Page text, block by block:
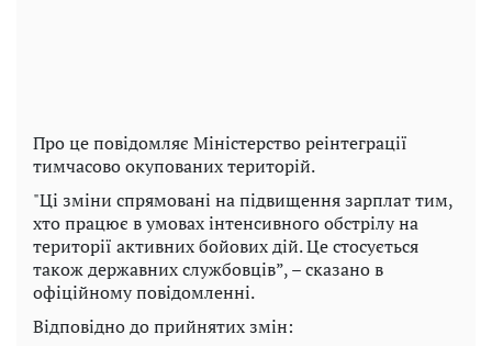
Про це повідомляє Міністерство реінтеграції
тимчасово окупованих територій.
"Ці зміни спрямовані на підвищення зарплат тим,
хто працює в умовах інтенсивного обстрілу на
території активних бойових дій. Це стосується
також державних службовців”, – сказано в
офіційному повідомленні.
Відповідно до прийнятих змін: